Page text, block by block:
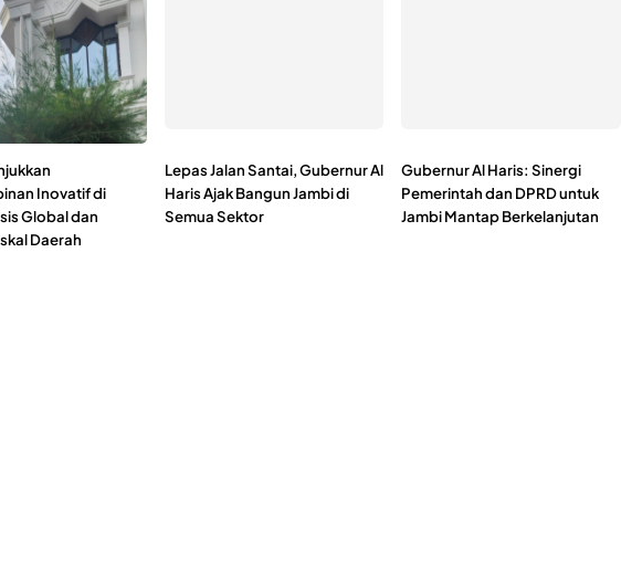
Inovatif di
Global dan
Daerah
Lepas Jalan Santai, Gubernur Al
Haris Ajak Bangun Jambi di
Semua Sektor
Gubernur Al Haris: Sinergi
Pemerintah dan DPRD untuk
Jambi Mantap Berkelanjutan